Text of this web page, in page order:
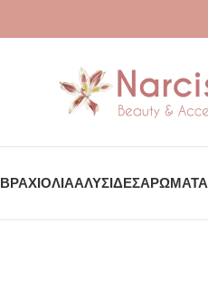
ΒΡΑΧΙΌΛΙΑΑΛΥΣΊΔΕΣΑΡΏΜΑΤΑ